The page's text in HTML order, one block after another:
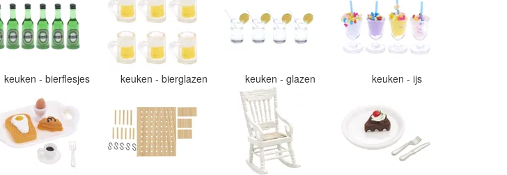
keuken - bierflesjes keuken - bierglazen keuken - glazen keuken - ijs